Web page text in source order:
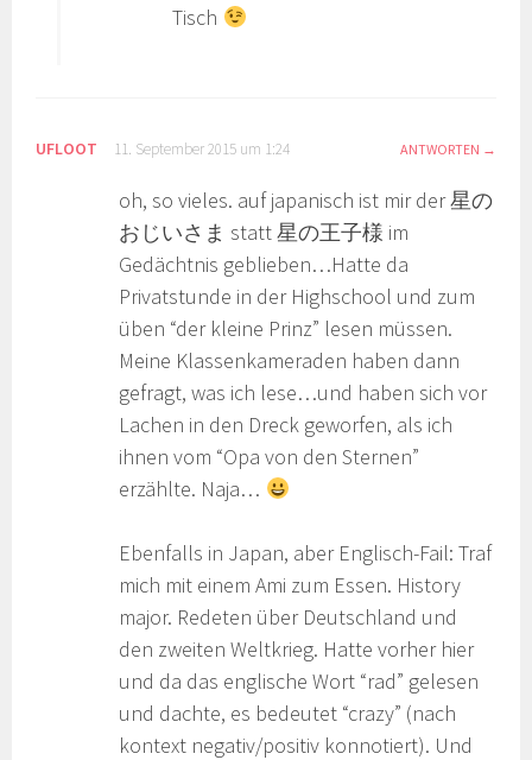
Tisch
UFLOOT 11. September 2015 um 1:24 ANTWORTEN
oh, so vieles. auf japanisch ist mir der 星の
おじいさま statt 星の王子様 im
Gedächtnis geblieben…Hatte da
Privatstunde in der Highschool und zum
üben “der kleine Prinz” lesen müssen.
Meine Klassenkameraden haben dann
gefragt, was ich lese…und haben sich vor
Lachen in den Dreck geworfen, als ich
ihnen vom “Opa von den Sternen”
erzählte. Naja…
Ebenfalls in Japan, aber Englisch-Fail: Traf
mich mit einem Ami zum Essen. History
major. Redeten über Deutschland und
den zweiten Weltkrieg. Hatte vorher hier
und da das englische Wort “rad” gelesen
und dachte, es bedeutet “crazy” (nach
kontext negativ/positiv konnotiert). Und